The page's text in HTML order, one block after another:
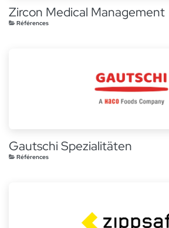
Zircon Medical Management
Références
Gautschi Spezialitäten
Références